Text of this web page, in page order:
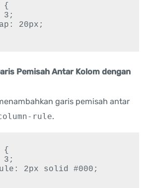
{
Pemisah Antar Kolom dengan
garis pemisah antar
rule.
{